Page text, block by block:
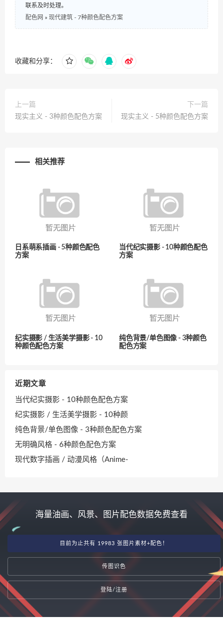
联系及时处理。
配色网 » 现代建筑 - 7种颜色配色方案
收藏和分享：
上一篇
现实主义 - 3种颜色配色方案
下一篇
现实主义 - 5种颜色配色方案
相关推荐
日系萌系插画 - 5种颜色配色
方案
当代纪实摄影 - 10种颜色配色
方案
纪实摄影 / 生活美学摄影 - 10
种颜色配色方案
纯色背景/单色图像 - 3种颜色
配色方案
近期文章
当代纪实摄影 - 10种颜色配色方案
纪实摄影 / 生活美学摄影 - 10种颜
纯色背景/单色图像 - 3种颜色配色方案
无明确风格 - 6种颜色配色方案
现代数字插画 / 动漫风格（Anime-
海量油画、风景、图片配色数据免费查看
目前为止共有 19983 张图片素材+配色！
传图识色
登陆/注册